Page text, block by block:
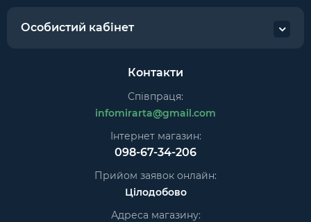
Особистий кабінет
Контакти
Співпраця:
infomirarta@gmail.com
Інтернет магазин:
098-67-34-206
Прийом заявок онлайн:
Цілодобово
Адреса магазину: